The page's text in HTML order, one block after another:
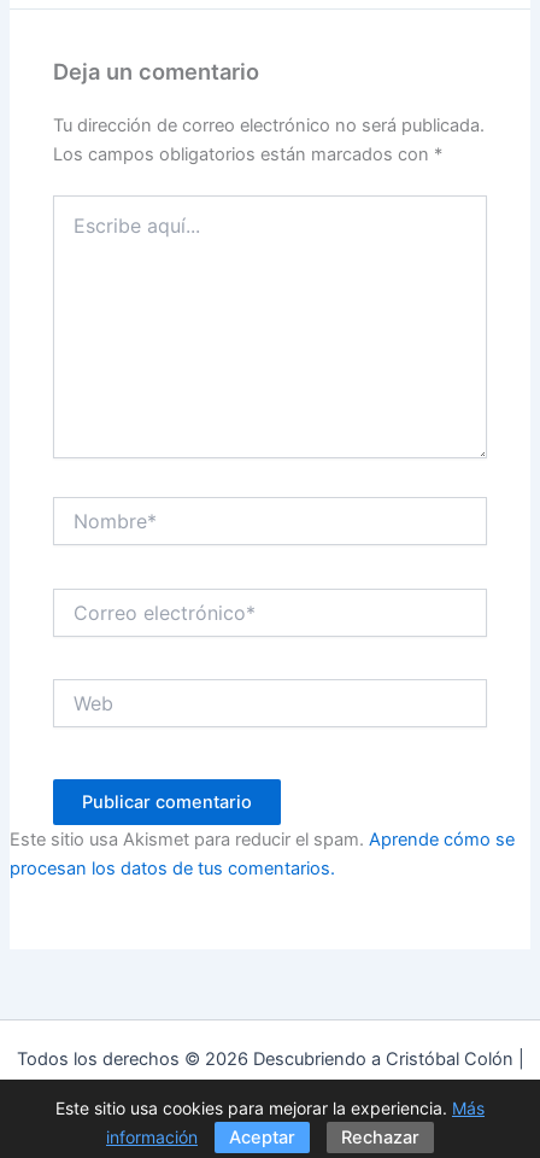
Deja un comentario
Tu dirección de correo electrónico no será publicada.
Los campos obligatorios están marcados con *
aquí...
electrónico*
Este sitio usa Akismet para reducir el spam. Aprende cómo se
procesan los datos de tus comentarios.
Todos los derechos © 2026 Descubriendo a Cristóbal Colón |
Política de privacidad|Política de cookies|Aviso Legal
Este sitio usa cookies para mejorar la experiencia. Más
información
Aceptar Rechazar